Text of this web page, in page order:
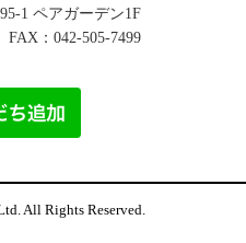
1 ペアガーデン1F
FAX：042-505-7499
All Rights Reserved.